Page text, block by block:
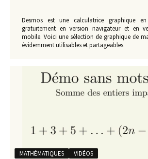
Desmos est une calculatrice graphique
gratuitement en version navigateur et en
mobile. Voici une sélection de graphique de
évidemment utilisables et partageables.
MATHÉMATIQUES VIDÉOS